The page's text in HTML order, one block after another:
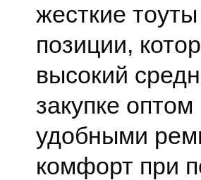
жесткие
позиции,
высокий
закупке
удобными
комфорт при